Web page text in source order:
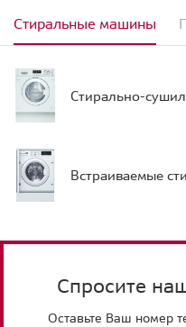
Стиральные машины
Стирально-
Встраиваемые
Спросите
Оставьте Ваш номер